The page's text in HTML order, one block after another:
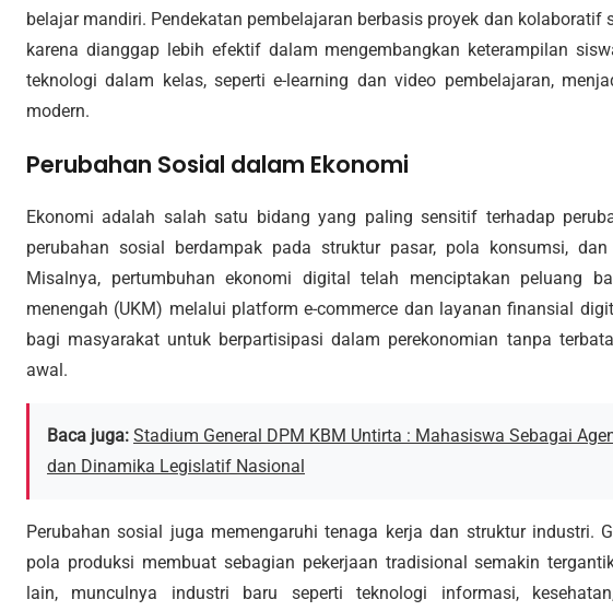
belajar mandiri. Pendekatan pembelajaran berbasis proyek dan kolaboratif
karena dianggap lebih efektif dalam mengembangkan keterampilan
teknologi dalam kelas, seperti e-learning dan video pembelajaran,
modern.
Perubahan Sosial dalam Ekonomi
Ekonomi adalah salah satu bidang yang paling sensitif terhadap
perubahan sosial berdampak pada struktur pasar, pola konsumsi, dan
Misalnya, pertumbuhan ekonomi digital telah menciptakan peluang
menengah (UKM) melalui platform e-commerce dan layanan finansial
bagi masyarakat untuk berpartisipasi dalam perekonomian tanpa
awal.
Baca juga: Stadium General DPM KBM Untirta : Mahasiswa Sebagai
dan Dinamika Legislatif Nasional
Perubahan sosial juga memengaruhi tenaga kerja dan struktur industri.
pola produksi membuat sebagian pekerjaan tradisional semakin
lain, munculnya industri baru seperti teknologi informasi,